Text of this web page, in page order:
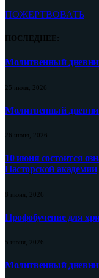
ПОЖЕРТВОВАТЬ
ПОСЛЕДНЕЕ:
Молитвенный
25 июля, 2026
Молитвенный
26 июня, 2026
10 июня состоится
Пасторской академии
8 июня, 2026
Профобучение для
5 июня, 2026
Молитвенный